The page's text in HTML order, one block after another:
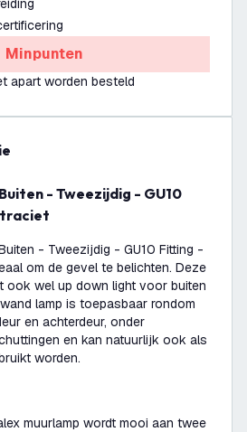
Minpunten
apart worden besteld
- Tweezijdig - GU10 Fitting -
om de gevel te belichten. Deze
ook wel up down light voor buiten
lamp is toepasbaar rondom
en achterdeur, onder
en kan natuurlijk ook als
worden.
muurlamp wordt mooi aan twee